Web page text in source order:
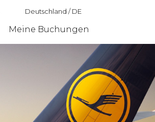
Deutschland /DE
Meine Buchungen